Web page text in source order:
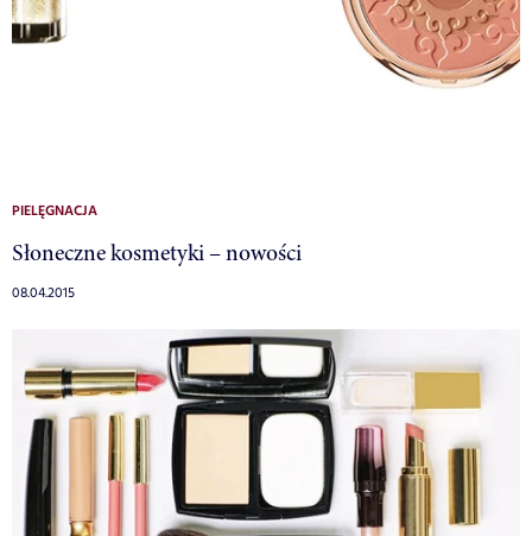
PIELĘGNACJA
Słoneczne kosmetyki – nowości
08.04.2015